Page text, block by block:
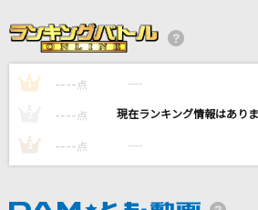
カラオケ最新情報をチェッ
1 ---- 点 ----
---- 点 ----
3 ---- 点 ----